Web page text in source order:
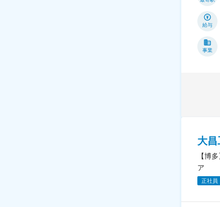
給与
事業
大
【博
ア
正社員